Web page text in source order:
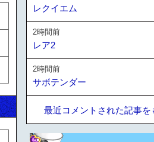
レクイエム
2時間前
レア2
2時間前
サボテンダー
最近コメントされた記事を